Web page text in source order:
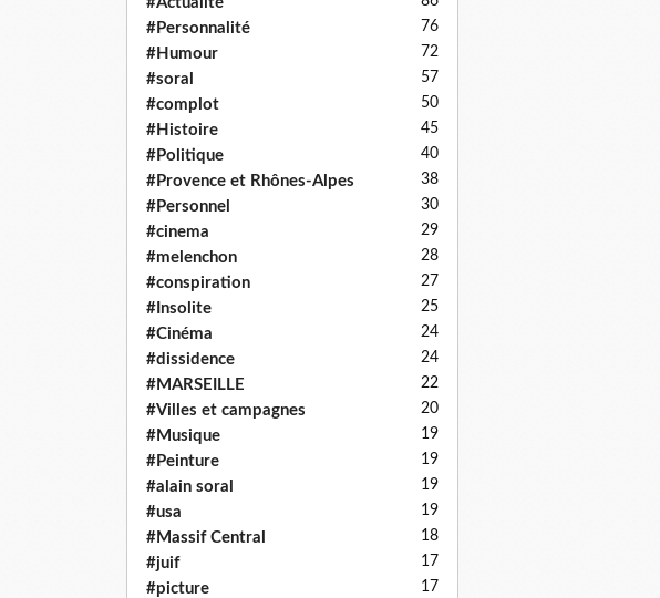
#Personnalité 76
#Humour 72
#soral 57
#complot 50
#Histoire 45
#Politique 40
#Provence et Rhônes-Alpes 38
#Personnel 30
#cinema 29
#melenchon 28
#conspiration 27
#Insolite 25
#Cinéma 24
#dissidence 24
#MARSEILLE 22
#Villes et campagnes 20
#Musique 19
#Peinture 19
#alain soral 19
#usa 19
#Massif Central 18
#juif 17
#picture 17